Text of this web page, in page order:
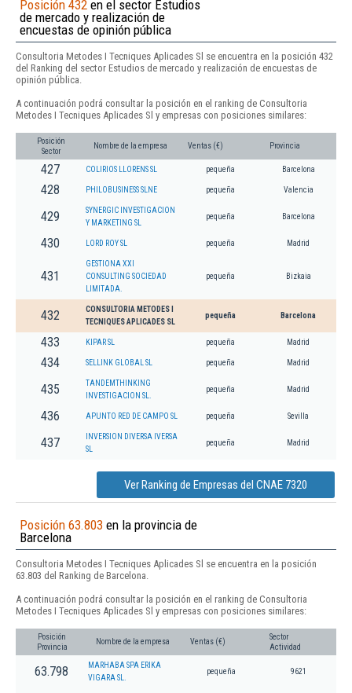
Posición 432 en el sector Estudios
de mercado y realización de
encuestas de opinión pública
Consultoria Metodes I Tecniques Aplicades Sl se encuentra en la posición 432
del Ranking del sector Estudios de mercado y realización de encuestas de
opinión pública.
A continuación podrá consultar la posición en el ranking de Consultoria
Metodes I Tecniques Aplicades Sl y empresas con posiciones similares:
Posición
Sector
Nombre de la empresa Ventas (€) Provincia
427 COLIRIOS LLORENS SL pequeña Barcelona
428 PHILOBUSINESS SLNE pequeña Valencia
429
SYNERGIC INVESTIGACION
Y MARKETING SL
pequeña Barcelona
430 LORD ROY SL pequeña Madrid
431
GESTIONA XXI
CONSULTING SOCIEDAD
LIMITADA.
pequeña Bizkaia
432
CONSULTORIA METODES I
TECNIQUES APLICADES SL
pequeña Barcelona
433 KIPAR SL pequeña Madrid
434 SELLINK GLOBAL SL pequeña Madrid
435
TANDEMTHINKING
INVESTIGACION SL.
pequeña Madrid
436 APUNTO RED DE CAMPO SL pequeña Sevilla
437
INVERSION DIVERSA IVERSA
SL
pequeña Madrid
Ver Ranking de Empresas del CNAE 7320
Posición 63.803 en la provincia de
Barcelona
Consultoria Metodes I Tecniques Aplicades Sl se encuentra en la posición
63.803 del Ranking de Barcelona.
A continuación podrá consultar la posición en el ranking de Consultoria
Metodes I Tecniques Aplicades Sl y empresas con posiciones similares:
Posición
Provincia
Nombre de la empresa Ventas (€)
Sector
Actividad
63.798
MARHABA SPA ERIKA
VIGARA SL.
pequeña 9621